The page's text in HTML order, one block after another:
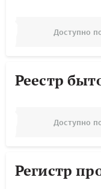
Доступно
Реестр
Доступно
Регистр